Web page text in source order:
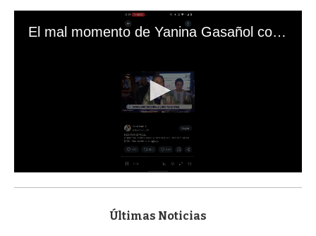
El mal momento de Yanina Gasañol con un hincha argentino en "Subrayado"
s
Últimas Noticias